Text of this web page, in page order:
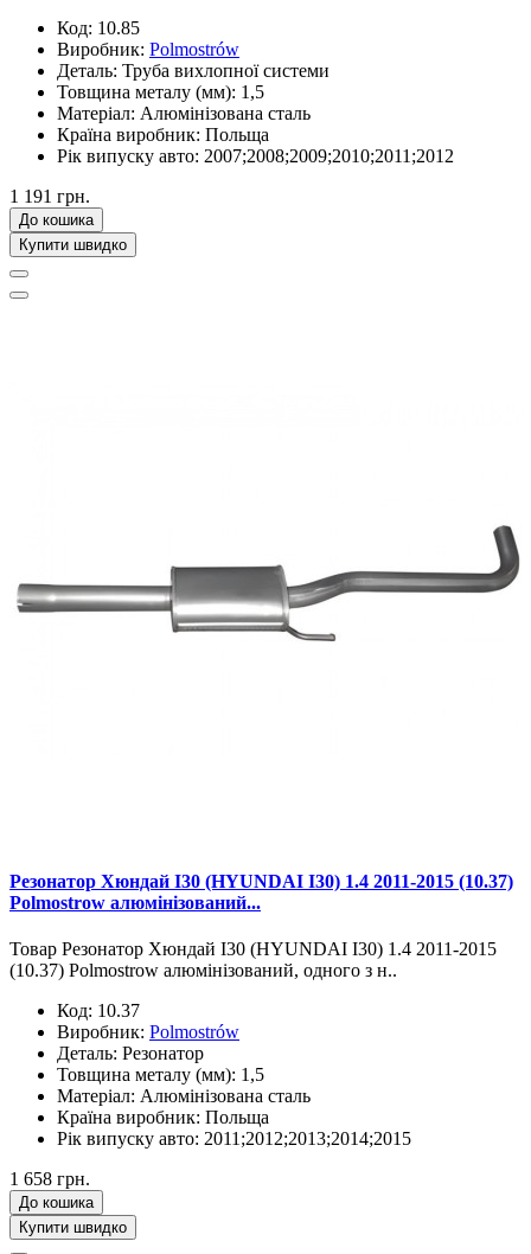
Код: 10.85
Виробник: Polmostrów
Деталь: Труба вихлопної системи
Товщина металу (мм): 1,5
Матеріал: Алюмінізована сталь
Країна виробник: Польща
Рік випуску авто: 2007;2008;2009;2010;2011;2012
1 191 грн.
До кошика
Купити швидко
Резонатор Хюндай І30 (HYUNDAI I30) 1.4 2011-2015 (10.37)
Polmostrow алюмінізований...
Товар Резонатор Хюндай І30 (HYUNDAI I30) 1.4 2011-2015
(10.37) Polmostrow алюмінізований, одного з н..
Код: 10.37
Виробник: Polmostrów
Деталь: Резонатор
Товщина металу (мм): 1,5
Матеріал: Алюмінізована сталь
Країна виробник: Польща
Рік випуску авто: 2011;2012;2013;2014;2015
1 658 грн.
До кошика
Купити швидко